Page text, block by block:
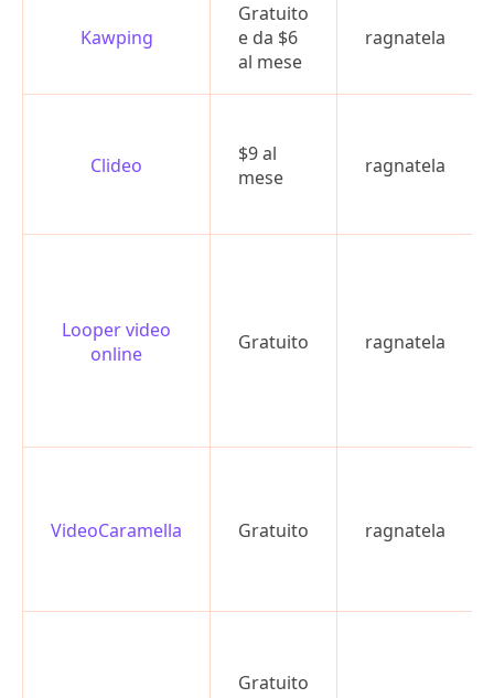
Kawping
Gratuito
e da $6
al mese
ragnatela
Clideo
$9 al
mese
ragnatela
Looper video
online
Gratuito ragnatela
VideoCaramella Gratuito ragnatela
Gratuito